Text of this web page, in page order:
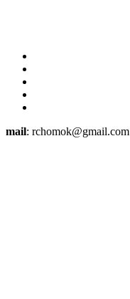
mail: rchomok@gmail.com